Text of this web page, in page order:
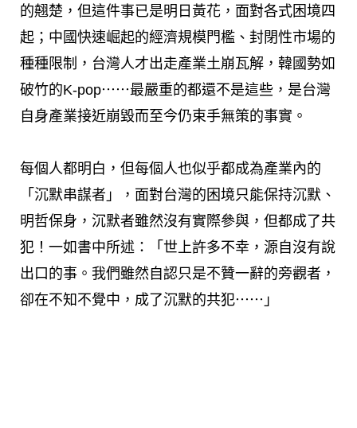
的翹楚，但這件事已是明日黃花，面對各式困境四
起；中國快速崛起的經濟規模門檻、封閉性市場的
種種限制，台灣人才出走產業土崩瓦解，韓國勢如
破竹的K-pop⋯⋯最嚴重的都還不是這些，是台灣
自身產業接近崩毀而至今仍束手無策的事實。
每個人都明白，但每個人也似乎都成為產業內的
「沉默串謀者」，面對台灣的困境只能保持沉默、
明哲保身，沉默者雖然沒有實際參與，但都成了共
犯！一如書中所述：「世上許多不幸，源自沒有說
出口的事。我們雖然自認只是不贊一辭的旁觀者，
卻在不知不覺中，成了沉默的共犯⋯⋯」